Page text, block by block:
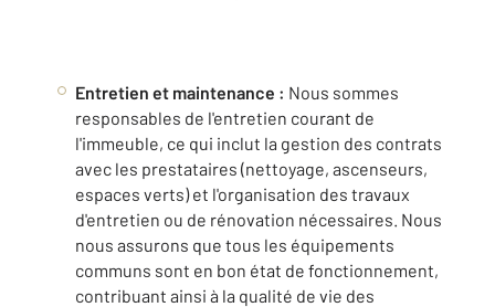
Entretien et maintenance : Nous sommes
responsables de l'entretien courant de
l'immeuble, ce qui inclut la gestion des contrats
avec les prestataires (nettoyage, ascenseurs,
espaces verts) et l'organisation des travaux
d'entretien ou de rénovation nécessaires. Nous
nous assurons que tous les équipements
communs sont en bon état de fonctionnement,
contribuant ainsi à la qualité de vie des